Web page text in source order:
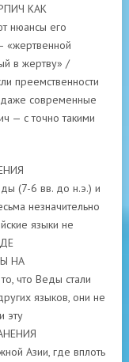
КАК
нюансы его
«жертвенной
в жертву» /
преемственности
современные
— с точно такими
(7-6 вв. до н.э.) и
незначительно
языки не
НА
что Веды стали
языков, они не
эту
Азии, где вплоть